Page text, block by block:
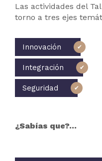
Las actividades del
torno a tres ejes
Innovación
Integración
Seguridad
¿Sabías que?...